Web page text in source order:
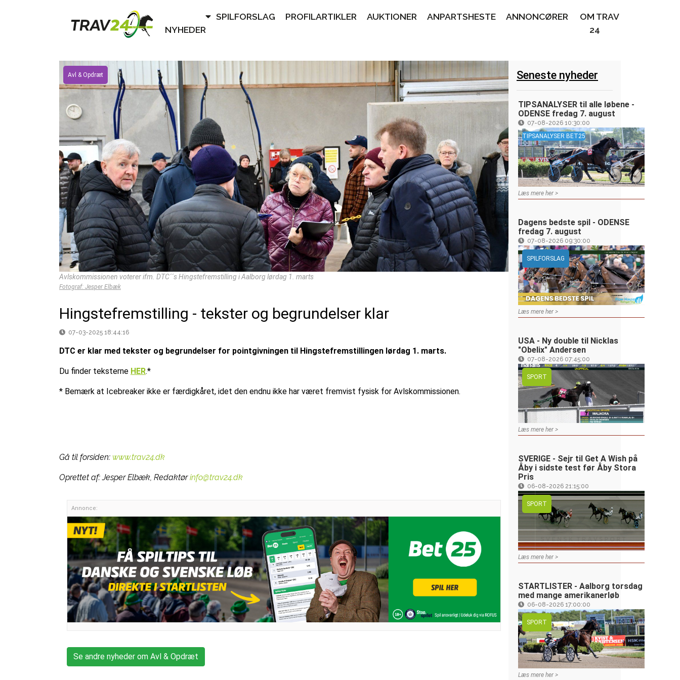
Avl & Opdræt
Avlskommissionen voterer ifm. DTC´´s Hingstefremstilling i Aalborg lørdag 1. marts
Fotograf: Jesper Elbæk
Hingstefremstilling - tekster og begrundelser klar
07-03-2025 18:44:16
DTC er klar med tekster og begrundelser for pointgivningen til Hingstefremstillingen lørdag 1. marts.
Du finder teksterne HER.*
* Bemærk at Icebreaker ikke er færdigkåret, idet den endnu ikke har været fremvist fysisk for Avlskommissionen.
Gå til forsiden: www.trav24.dk
Oprettet af:Jesper Elbæk, Redaktør info@trav24.dk
Annonce:
Se andre nyheder om Avl & Opdræt
Seneste nyheder
TIPSANALYSER til alle løbene -
ODENSE fredag 7. august
07-08-2026 10:30:00
TIPSANALYSER BET25
Læs mere her >
Dagens bedste spil - ODENSE
fredag 7. august
07-08-2026 09:30:00
SPILFORSLAG
Læs mere her >
USA - Ny double til Nicklas
"Obelix" Andersen
07-08-2026 07:45:00
SPORT
Læs mere her >
SVERIGE - Sejr til Get A Wish på
Åby i sidste test før Åby Stora
Pris
06-08-2026 21:15:00
SPORT
Læs mere her >
STARTLISTER - Aalborg torsdag
med mange amerikanerløb
06-08-2026 17:00:00
SPORT
Læs mere her >
NYHEDER
SPILFORSLAG PROFILARTIKLER AUKTIONER ANPARTSHESTE ANNONCØRER
OM TRAV
24